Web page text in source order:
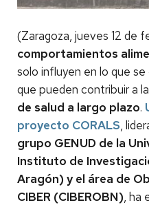
(Zaragoza, jueves 12 de
comportamientos
solo influyen en lo que
que pueden contribuir a
de salud a largo plazo.
proyecto CORALS,
grupo GENUD de la
Instituto de
Aragón) y el área de
CIBER (CIBEROBN), ha